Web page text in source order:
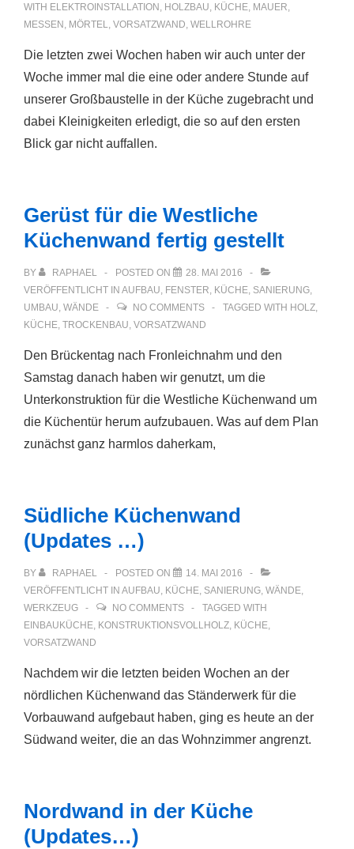
WITH ELEKTROINSTALLATION , HOLZBAU, KÜCHE, MAUER,
MESSEN , MÖRTEL, VORSATZWAND, WELLROHRE
Die letzten zwei Wochen haben wir auch unter der
Woche immer mal die eine oder andere Stunde auf
unserer Großbaustelle in der Küche zugebracht und
dabei Kleinigkeiten erledigt, die so auf den ersten
Blick gar nicht auffallen.
Gerüst für die Westliche
Küchenwand fertig gestellt
BY RAPHAEL POSTED ON
28. MAI 2016
VERÖFFENTLICHT IN AUFBAU, FENSTER, KÜCHE, SANIERUNG,
UMBAU, WÄNDE NO COMMENTS TAGGED WITH HOLZ,
KÜCHE, TROCKENBAU, VORSATZWAND
Den Brückentag nach Fronleichnahm und den
Samstag danach haben wir genutzt, um die
Unterkonstruktion für die Westliche Küchenwand um
die Küchentür herum aufzubauen. Was auf dem Plan
zunächst ganz harmlos daherkam,
Südliche Küchenwand
(Updates …)
BY RAPHAEL POSTED ON
14. MAI 2016
VERÖFFENTLICHT IN AUFBAU, KÜCHE, SANIERUNG, WÄNDE,
WERKZEUG
NO COMMENTS
TAGGED WITH
EINBAUKÜCHE, KONSTRUKTIONSVOLLHOLZ, KÜCHE,
VORSATZWAND
Nachdem wir die letzten beiden Wochen an der
nördlichen Küchenwand das Ständerwerk für die
Vorbauwand aufgebaut haben, ging es heute an der
Südwand weiter, die an das Wohnzimmer angrenzt.
Nordwand in der Küche
(Updates…)